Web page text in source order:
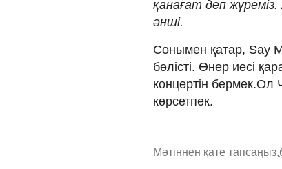
қанағат деп
әнші.
Сонымен қатар, Say
бөлісті. Өнер иесі
концертін
көрсетпек.
Мәтіннен қате тапсаңыз,